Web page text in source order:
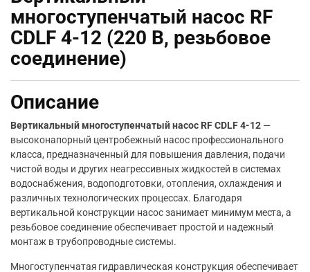
многоступенчатый насос RF
CDLF 4-12 (220 В, резьбовое
соединение)
Описание
Вертикальный многоступенчатый насос RF CDLF 4-12—
высоконапорный центробежный насос профессионального
класса, предназначенный для повышения давления, подачи
чистой воды и других неагрессивных жидкостей в системах
водоснабжения, водоподготовки, отопления, охлаждения и
различных технологических процессах. Благодаря
вертикальной конструкции насос занимает минимум места, а
резьбовое соединение обеспечивает простой и надежный
монтаж в трубопроводные системы.
Многоступенчатая гидравлическая конструкция обеспечивает